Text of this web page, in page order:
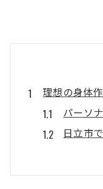
理想の身体
パーソ
日立市
筋トレ
パーソ